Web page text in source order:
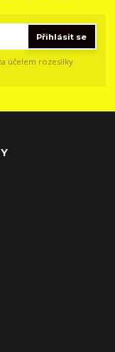
Přihlásit se
účelem rozesílky